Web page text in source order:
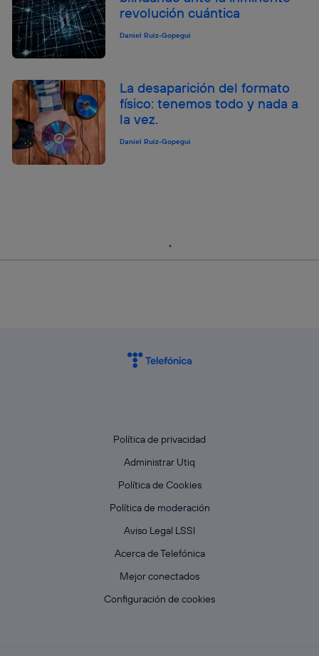
revolución cuántica
Daniel Ruiz-Gopegui
La desaparición del formato
físico: tenemos todo y nada a
la vez.
Daniel Ruiz-Gopegui
Política de privacidad
Administrar Utiq
Política de Cookies
Política de moderación
Aviso Legal LSSI
Acerca de Telefónica
Mejor conectados
Configuración de cookies